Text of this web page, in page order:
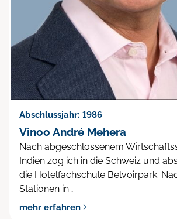
Abschlussjahr: 1986
Vinoo André Mehera
Nach abgeschlossenem
Indien zog ich in die Schweiz und
die Hotelfachschule Belvoirpark.
Stationen in…
mehr erfahren